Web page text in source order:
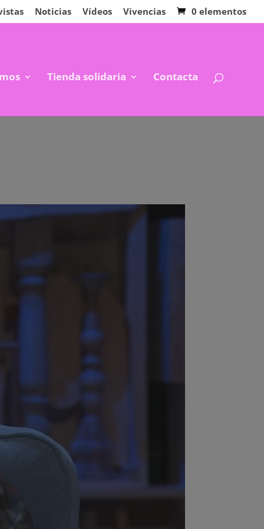
Noticias Vídeos Vivencias 0 elementos
Tienda solidaria Contacta